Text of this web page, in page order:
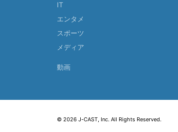
IT
エンタメ
スポーツ
メディア
動画
© 2026 J-CAST, Inc. All Rights Reserved.